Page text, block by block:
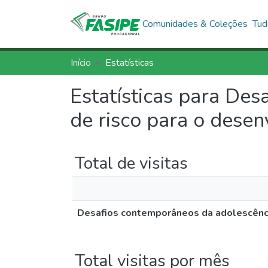
Comunidades & Coleções
Início Estatísticas
Estatísticas para
de risco para o
Total de visitas
Desafios contemporâneos da
Total visitas por mês